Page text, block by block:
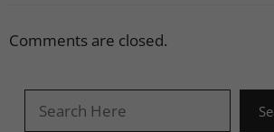
Comments are closed.